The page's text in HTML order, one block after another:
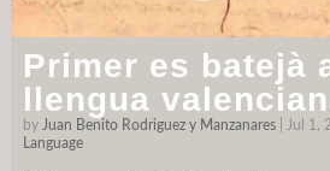
Primer es batejà
llengua
by Juan Benito Rodriguez y Manzanares| Jul 1,
Language